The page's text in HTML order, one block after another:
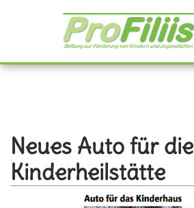
Neues Auto für die
Kinderheilstätte